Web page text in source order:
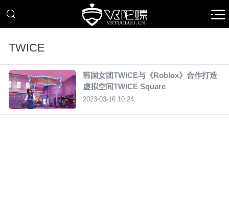
TWICE
韩国女团TWICE与《Roblox》合作打造
虚拟空间TWICE Square
2023-03-16 10:24